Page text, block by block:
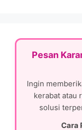
Pesan
Ingin
kerabat atau
solusi
Cara